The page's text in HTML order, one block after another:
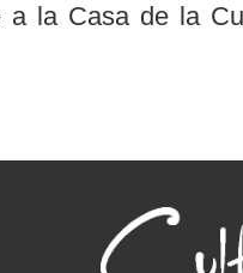
a la Casa de la